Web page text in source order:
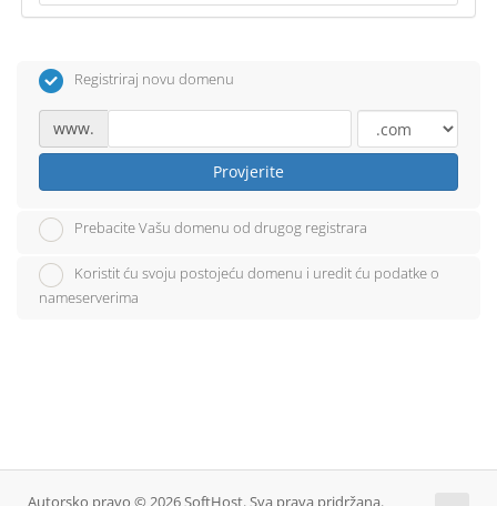
Registriraj novu domenu
www.
Provjerite
Prebacite Vašu domenu od drugog registrara
Koristit ću svoju postojeću domenu i uredit ću podatke o
nameserverima
Autorsko pravo © 2026 SoftHost. Sva prava pridržana.